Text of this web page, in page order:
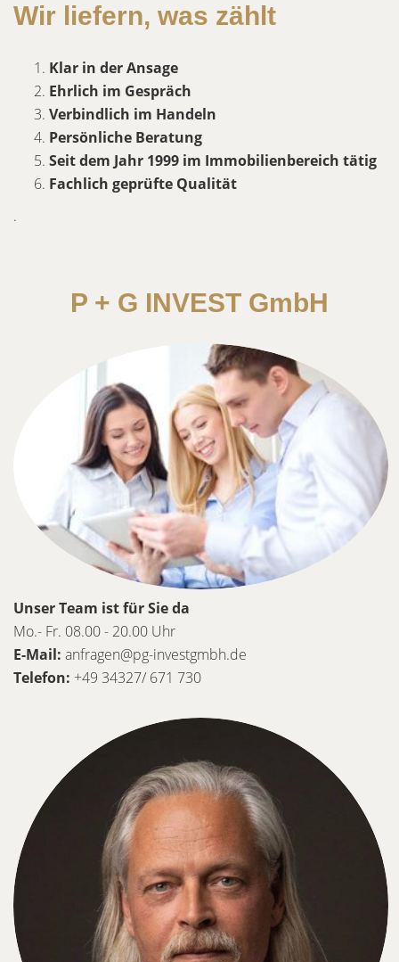
Wir liefern, was zählt
Klar in der Ansage
Ehrlich im Gespräch
Verbindlich im Handeln
Persönliche Beratung
Seit dem Jahr 1999 im Immobilienbereich tätig
Fachlich geprüfte Qualität
.
P + G INVEST GmbH
Unser Team ist für Sie da
Mo.- Fr. 08.00 - 20.00 Uhr
E-Mail: anfragen@pg-investgmbh.de
Telefon: +49 34327/ 671 730